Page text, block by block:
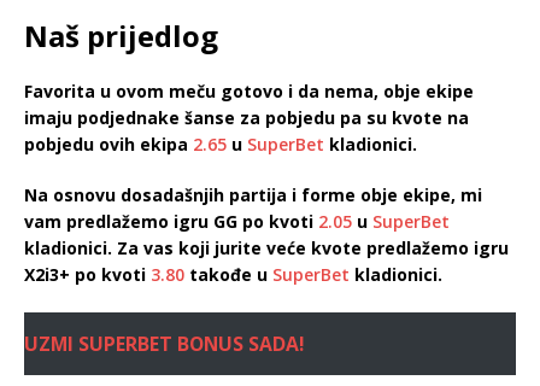
Naš prijedlog
Favorita u ovom meču gotovo i da nema, obje ekipe
imaju podjednake šanse za pobjedu pa su kvote na
pobjedu ovih ekipa 2.65 u SuperBet kladionici.
Na osnovu dosadašnjih partija i forme obje ekipe, mi
vam predlažemo igru GG po kvoti 2.05 u SuperBet
kladionici. Za vas koji jurite veće kvote predlažemo igru
X2i3+ po kvoti 3.80 takođe u SuperBet kladionici.
UZMI SUPERBET BONUS SADA!